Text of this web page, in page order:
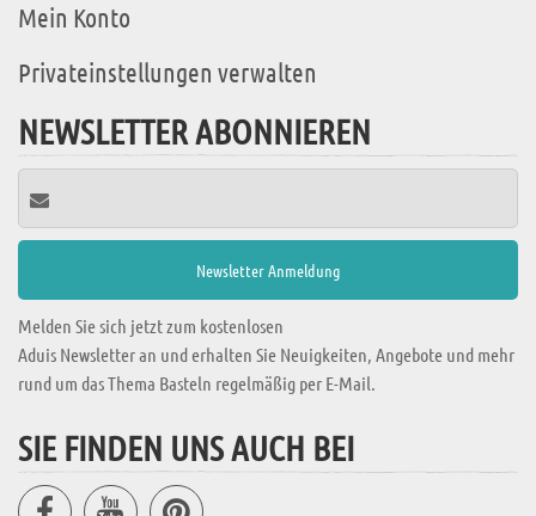
Mein Konto
Privateinstellungen verwalten
NEWSLETTER ABONNIEREN
Melden Sie sich jetzt zum kostenlosen
Aduis Newsletter an und erhalten Sie Neuigkeiten, Angebote und mehr
rund um das Thema Basteln regelmäßig per E-Mail.
SIE FINDEN UNS AUCH BEI